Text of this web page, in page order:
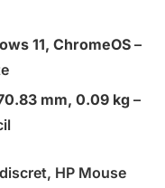
11, ChromeOS –
mm, 0.09 kg –
HP Mouse